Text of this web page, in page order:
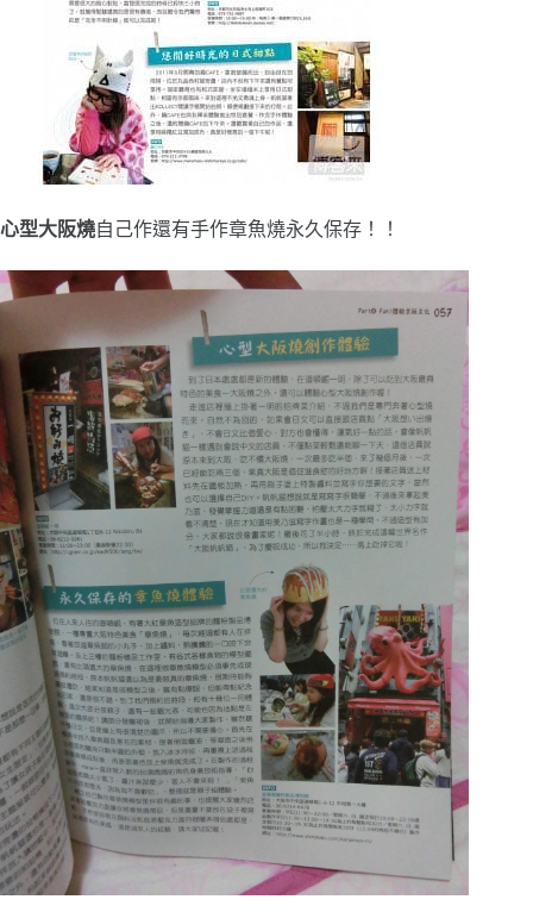
心型大阪燒自己作還有手作章魚燒永久保存！！